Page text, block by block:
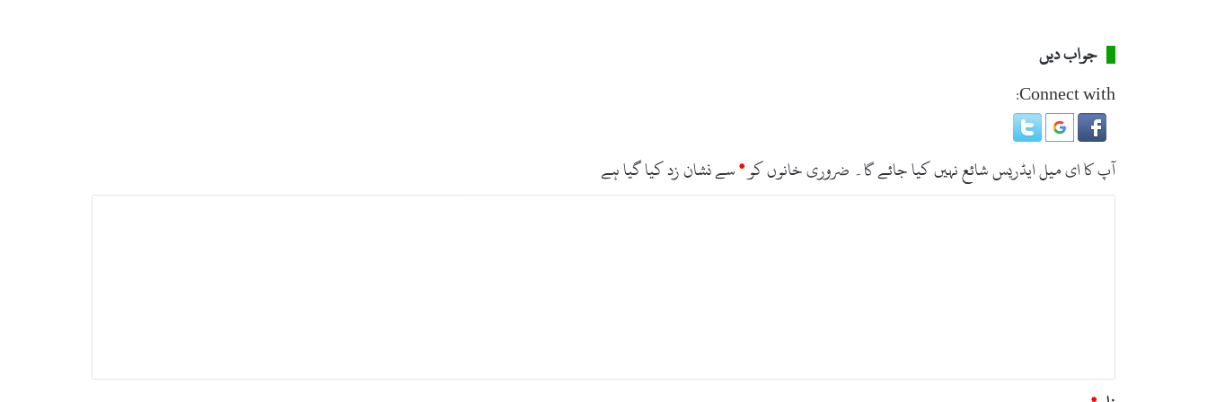
ا
ئ
ل
ٹ
ش
ی
د
جواب دیں
Connect with:
آپ کا ای میل ایڈریس شائع نہیں کیا جائے گا۔ ضروری خانوں کو*سے نشان زد کیا گیا ہے